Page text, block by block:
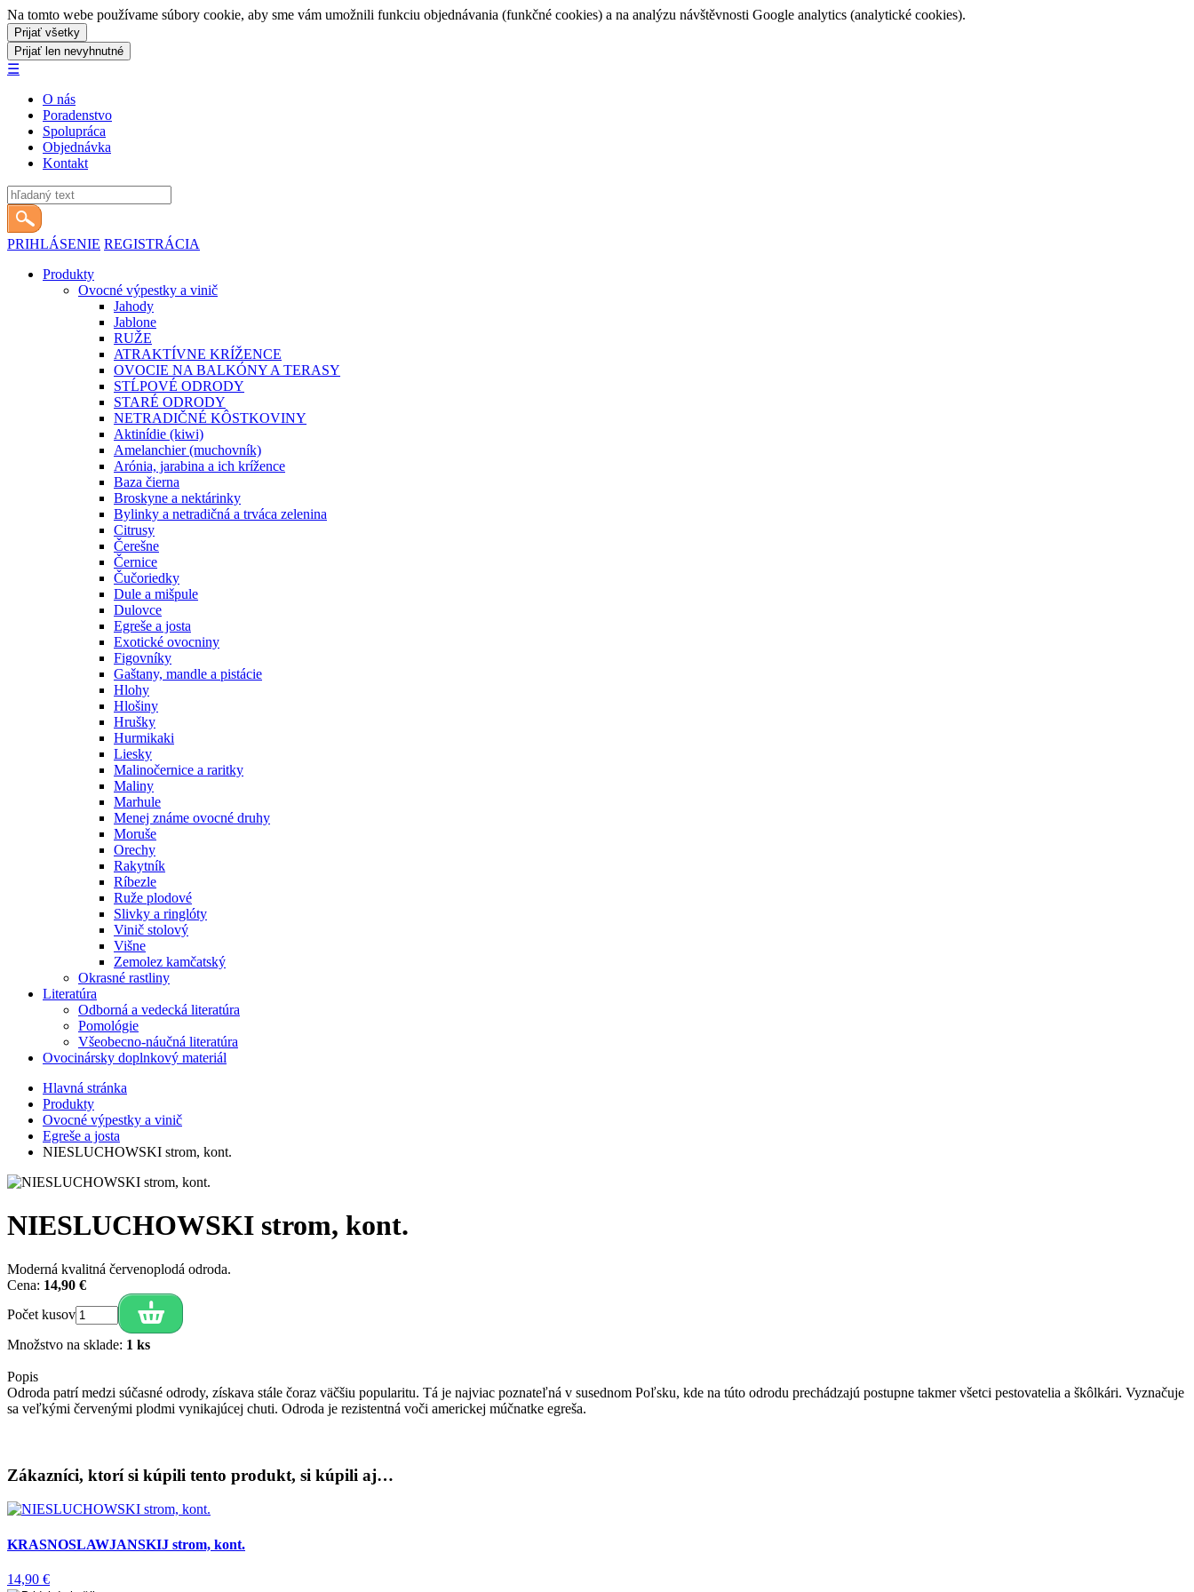
Na tomto webe používame súbory cookie, aby sme vám umožnili funkciu objednávania (funkčné cookies) a na analýzu návštěvnosti Google analytics (analytické cookies).
☰
O nás
Poradenstvo
Spolupráca
Objednávka
Kontakt
PRIHLÁSENIE REGISTRÁCIA
Produkty
Ovocné výpestky a vinič
Jahody
Jablone
RUŽE
ATRAKTÍVNE KRÍŽENCE
OVOCIE NA BALKÓNY A TERASY
STĹPOVÉ ODRODY
STARÉ ODRODY
NETRADIČNÉ KÔSTKOVINY
Aktinídie (kiwi)
Amelanchier (muchovník)
Arónia, jarabina a ich krížence
Baza čierna
Broskyne a nektárinky
Bylinky a netradičná a trváca zelenina
Citrusy
Čerešne
Černice
Čučoriedky
Dule a mišpule
Dulovce
Egreše a josta
Exotické ovocniny
Figovníky
Gaštany, mandle a pistácie
Hlohy
Hlošiny
Hrušky
Hurmikaki
Liesky
Malinočernice a raritky
Maliny
Marhule
Menej známe ovocné druhy
Moruše
Orechy
Rakytník
Ríbezle
Ruže plodové
Slivky a ringlóty
Vinič stolový
Višne
Zemolez kamčatský
Okrasné rastliny
Literatúra
Odborná a vedecká literatúra
Pomológie
Všeobecno-náučná literatúra
Ovocinársky doplnkový materiál
Hlavná stránka
Produkty
Ovocné výpestky a vinič
Egreše a josta
NIESLUCHOWSKI strom, kont.
NIESLUCHOWSKI strom, kont.
Moderná kvalitná červenoplodá odroda.
Cena: 14,90 €
Počet kusov
Množstvo na sklade: 1 ks
Popis
Odroda patrí medzi súčasné odrody, získava stále čoraz väčšiu popularitu. Tá je najviac poznateľná v susednom Poľsku, kde na túto odrodu prechádzajú postupne takmer všetci pestovatelia a škôlkári. Vyznačuje
sa veľkými červenými plodmi vynikajúcej chuti. Odroda je rezistentná voči americkej múčnatke egreša.
Zákazníci, ktorí si kúpili tento produkt, si kúpili aj…
KRASNOSLAWJANSKIJ strom, kont.
14,90 €